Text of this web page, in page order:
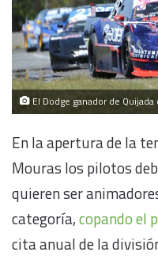
El Dodge ganador de Quijada
En la apertura de la
Mouras los pilotos
quieren ser
categoría,copando el
cita anual de la